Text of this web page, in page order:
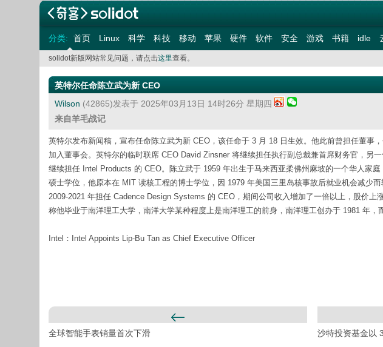
分类: 首页 Linux 科学 科技 移动 苹果 硬件 软件 安全 游戏 书籍 idle
solidot新版网站常见问题，请点击这里查看。
英特尔任命陈立武为新 CEO
Wilson (42865)发表于 2025年03月13日 14时26分 星期四
来自羊毛战记
英特尔发布新闻稿，宣布任命陈立武为新 CEO，该任命于 3 月 18 日生效。他此前曾担任董事
加入董事会。英特尔的临时联席 CEO David Zinsner 将继续担任执行副总裁兼首席财务官，另
继续担任 Intel Products 的 CEO。陈立武于 1959 年出生于马来西亚柔佛州麻坡的一个华人家
硕士学位，他原本在 MIT 读核工程的博士学位，因 1979 年美国三里岛核事故后就业机会减少
2009-2021 年担任 Cadence Design Systems 的 CEO，期间公司收入增加了一倍以上，股价上
称他毕业于南洋理工大学，南洋大学某种程度上是南洋理工的前身，南洋理工创办于 1981 年，
Intel：Intel Appoints Lip-Bu Tan as Chief Executive Officer
全球智能手表销量首次下滑 沙特投资基金以